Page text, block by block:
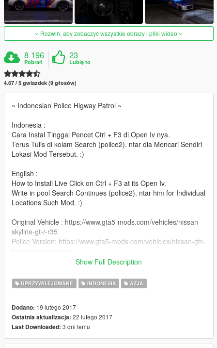
Rozwiń, aby zobaczyć wszystkie obrazy i pliki wideo
8 196
Pobrań
23
Lubię to
4.67 / 5 gwiazdek (9 głosów)
~ Indonesian Police Higway Patrol ~
Indonesia :
Cara Instal Tinggal Pencet Ctrl + F3 di Open Iv nya.
Terus Tulis di kolam Search (police2). ntar dia Mencari Sendiri
Lokasi Mod Tersebut. :)
English :
How to Install Live Click on Ctrl + F3 at its Open Iv.
Write in pool Search Continues (police2). ntar him for Individual
Locations Such Mod. :)
Original Vehicle : https://www.gta5-mods.com/vehicles/nissan-
skyline-gt-r-r35
Police Version: https://www.gta5-mods.com/vehicles/nissan-gtr-
- Model : Turn 10 Studios, Matheus-340, NFS Shift
- Edit & convert : AlperB (vehicle)
- Whelen gen2 convert GTA V : DevinKan (light)
- Plates : *
- Convert vehicle gendarmerie : tiki le kiwi
- Template : tiki le kiwi
Show Full Description
UPRZYWILEJOWANE INDONESIA AZJA
Dodano: 19 lutego 2017
Ostatnia aktualizacja: 22 lutego 2017
Last Downloaded: 3 dni temu